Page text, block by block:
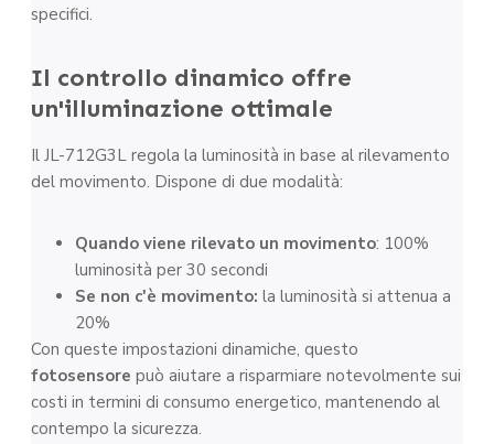
specifici.
Il controllo dinamico offre
un'illuminazione ottimale
Il JL-712G3L regola la luminosità in base al rilevamento
del movimento. Dispone di due modalità:
Quando viene rilevato un movimento: 100%
luminosità per 30 secondi
Se non c'è movimento: la luminosità si attenua a
20%
Con queste impostazioni dinamiche, questo
fotosensore può aiutare a risparmiare notevolmente sui
costi in termini di consumo energetico, mantenendo al
contempo la sicurezza.